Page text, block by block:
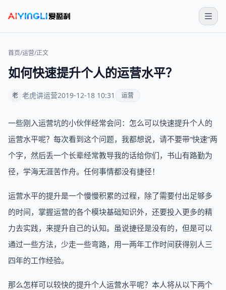
首页/运营/正文
如何快速提升个人的运营水平？
老 老虎讲运营2019-12-18 10:31 运营
一些刚入运营坑的小伙伴经常会问：怎么可以快速提升个人的
运营水平呢？每次看到这个问题，我都想说，请不要带“快速”两
个字，然后丢一个长辈经常教导我的话给你们，书山有路勤为
径，学海无涯苦作舟。任何事情都没有捷径！
运营水平的提升是一个慢慢积累的过程，除了需要付出足够多
的时间，掌握运营的各个模块基础知识外，还要投入更多的精
力去实践，来提升自己的认知。虽说捷径是没有的，但是可以
通过一些方法，少走一些弯路，用一两年工作时间获得别人三
四年的工作经验。
那么怎样可以较快的提升个人运营水平呢？本人将从以下两个